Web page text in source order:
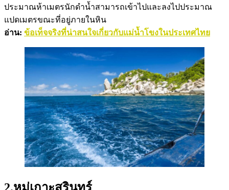
ประมาณห้าเมตรนักดำน้ำสามารถเข้าไปและลงไปประมาณ
แปดเมตรขณะที่อยู่ภายในหิน
อ่าน: ข้อเท็จจริงที่น่าสนใจเกี่ยวกับแม่น้ำโขงในประเทศไทย